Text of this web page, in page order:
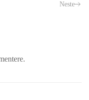
Neste